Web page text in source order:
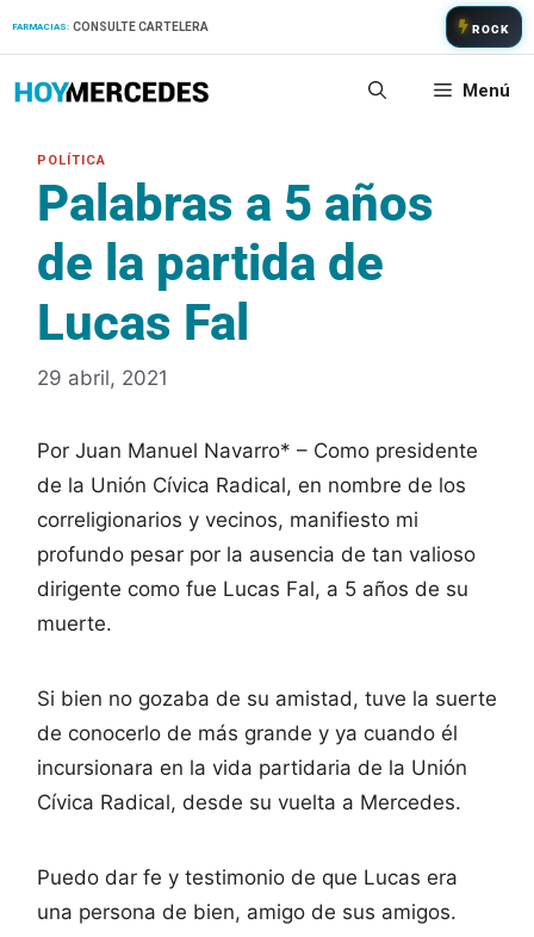
FARMACIAS: CONSULTE CARTELERA ROCK
Menú
Palabras a 5 años
de la partida de
Lucas Fal
29 abril, 2021
Por Juan Manuel Navarro* – Como presidente
de la Unión Cívica Radical, en nombre de los
correligionarios y vecinos, manifiesto mi
profundo pesar por la ausencia de tan valioso
dirigente como fue Lucas Fal, a 5 años de su
muerte.
Si bien no gozaba de su amistad, tuve la suerte
de conocerlo de más grande y ya cuando él
incursionara en la vida partidaria de la Unión
Cívica Radical, desde su vuelta a Mercedes.
Puedo dar fe y testimonio de que Lucas era
una persona de bien, amigo de sus amigos.